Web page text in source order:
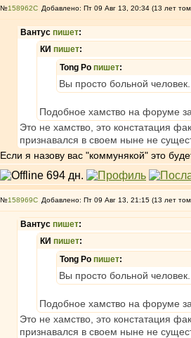
№158962 Добавлено: Пт 09 Авг 13, 20:34 (13 лет
Вантус пишет:
КИ пишет:
Tong Po пишет:
Вы просто больной человек.
Подобное хамство на форуме
Это не хамство, это констатация
признавался в своем ныне не
Если я назову вас "коммунякой" это
№158969 Добавлено: Пт 09 Авг 13, 21:15 (13 лет
Вантус пишет:
КИ пишет:
Tong Po пишет:
Вы просто больной человек.
Подобное хамство на форуме
Это не хамство, это констатация
признавался в своем ныне не